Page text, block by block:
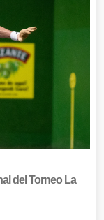
del Torneo La